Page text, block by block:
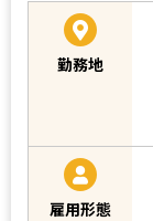
勤務地
雇用形態